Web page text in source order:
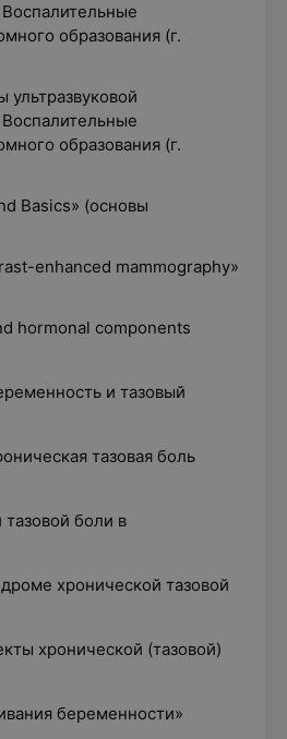
образования (г.
образования (г.
Basics» (основы
enhanced mammography»
hormonal components
и тазовый
тазовая боль
боли в
хронической тазовой
хронической (тазовой)
беременности»